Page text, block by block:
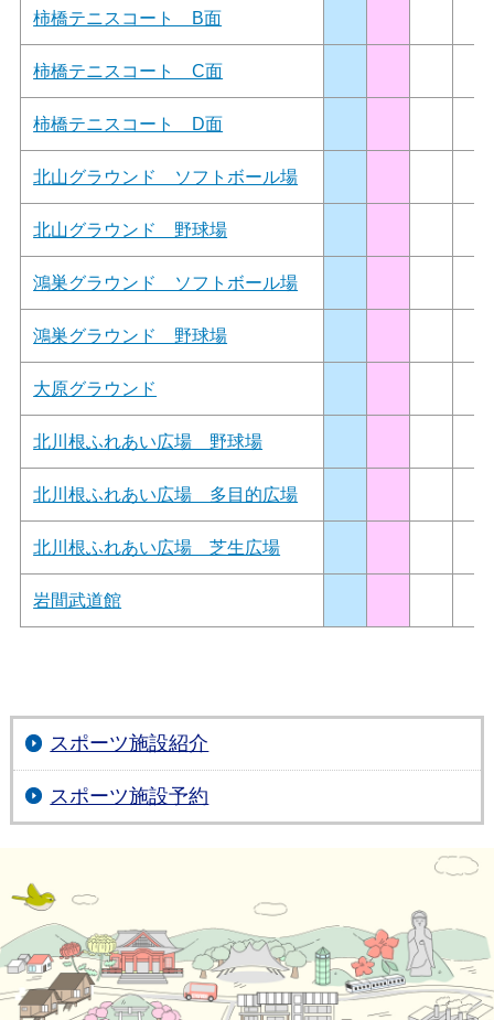
柿橋テニスコート B面
柿橋テニスコート C面
柿橋テニスコート D面
北山グラウンド ソフトボール場
北山グラウンド 野球場
鴻巣グラウンド ソフトボール場
鴻巣グラウンド 野球場
大原グラウンド
北川根ふれあい広場 野球場
北川根ふれあい広場 多目的広場
北川根ふれあい広場 芝生広場
岩間武道館
スポーツ施設紹介
スポーツ施設予約